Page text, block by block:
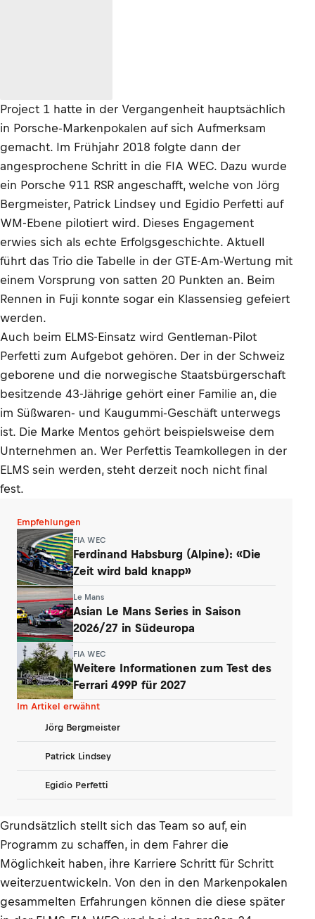
Project 1 hatte in der Vergangenheit hauptsächlich
in Porsche-Markenpokalen auf sich Aufmerksam
gemacht. Im Frühjahr 2018 folgte dann der
angesprochene Schritt in die FIA WEC. Dazu wurde
ein Porsche 911 RSR angeschafft, welche von Jörg
Bergmeister, Patrick Lindsey und Egidio Perfetti auf
WM-Ebene pilotiert wird. Dieses Engagement
erwies sich als echte Erfolgsgeschichte. Aktuell
führt das Trio die Tabelle in der GTE-Am-Wertung mit
einem Vorsprung von satten 20 Punkten an. Beim
Rennen in Fuji konnte sogar ein Klassensieg gefeiert
werden.
Auch beim ELMS-Einsatz wird Gentleman-Pilot
Perfetti zum Aufgebot gehören. Der in der Schweiz
geborene und die norwegische Staatsbürgerschaft
besitzende 43-Jährige gehört einer Familie an, die
im Süßwaren- und Kaugummi-Geschäft unterwegs
ist. Die Marke Mentos gehört beispielsweise dem
Unternehmen an. Wer Perfettis Teamkollegen in der
ELMS sein werden, steht derzeit noch nicht final
fest.
Empfehlungen
FIA WEC
Ferdinand Habsburg (Alpine): «Die
Zeit wird bald knapp»
Le Mans
Asian Le Mans Series in Saison
2026/27 in Südeuropa
FIA WEC
Weitere Informationen zum Test des
Ferrari 499P für 2027
Im Artikel erwähnt
Jörg Bergmeister
Patrick Lindsey
Egidio Perfetti
Grundsätzlich stellt sich das Team so auf, ein
Programm zu schaffen, in dem Fahrer die
Möglichkeit haben, ihre Karriere Schritt für Schritt
weiterzuentwickeln. Von den in den Markenpokalen
gesammelten Erfahrungen können die diese später